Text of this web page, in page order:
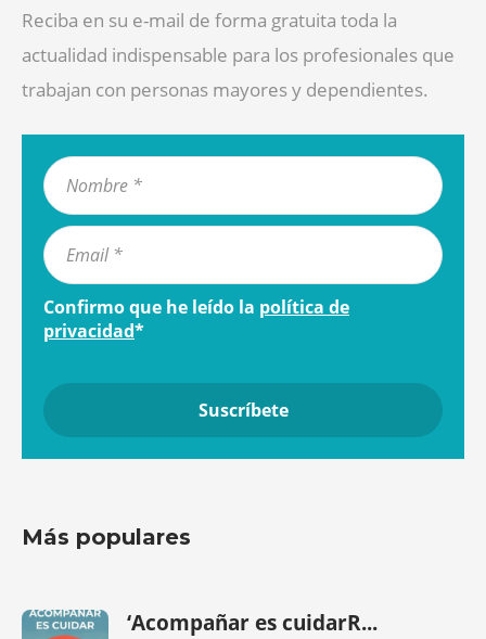
Reciba en su e-mail de forma gratuita toda la
actualidad indispensable para los profesionales que
trabajan con personas mayores y dependientes.
Confirmo que he leído la política de
privacidad*
Más populares
‘Acompañar es cuidarR...